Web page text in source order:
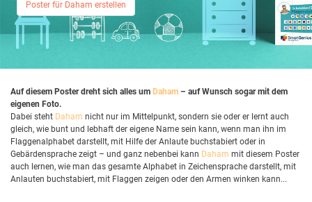
Poster für Daham erstellen
Auf diesem Poster dreht sich alles um Daham – auf Wunsch sogar mit dem
eigenen Foto.
Dabei steht Daham nicht nur im Mittelpunkt, sondern sie oder er lernt auch
gleich, wie bunt und lebhaft der eigene Name sein kann, wenn man ihn im
Flaggenalphabet darstellt, mit Hilfe der Anlaute buchstabiert oder in
Gebärdensprache zeigt – und ganz nebenbei kann Daham mit diesem Poster
auch lernen, wie man das gesamte Alphabet in Zeichensprache darstellt, mit
Anlauten buchstabiert, mit Flaggen zeigen oder den Armen winken kann...